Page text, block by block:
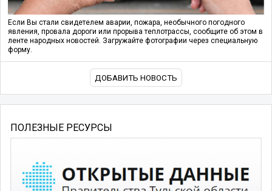
Если Вы стали свидетелем аварии, пожара, необычного погодного
явления, провала дороги или прорыва теплотрассы, сообщите об этом в
ленте народных новостей. Загружайте фотографии через специальную
форму.
ДОБАВИТЬ НОВОСТЬ
ПОЛЕЗНЫЕ РЕСУРСЫ